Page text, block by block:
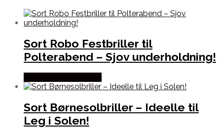
Sort Robo Festbriller til
Polterabend – Sjov underholdning!
Sort Børnesolbriller – Ideelle til
Leg i Solen!